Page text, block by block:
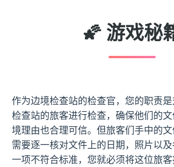
🌠 游戏秘
作为边境检查站的检查官，您的职责
检查站的旅客进行检查，确保他们的
境理由也合理可信。但旅客们手中的
需要逐一核对文件上的日期，照片以
一项不符合标准，您就必须将这位旅客